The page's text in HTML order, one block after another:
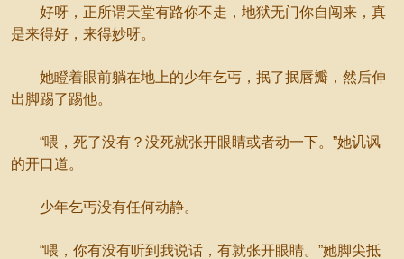
好呀，正所谓天堂有路你不走，地狱无门你自闯来，真
是来得好，来得妙呀。
她瞪着眼前躺在地上的少年乞丐，抿了抿唇瓣，然后伸
出脚踢了踢他。
“喂，死了没有？没死就张开眼睛或者动一下。”她讥讽
的开口道。
少年乞丐没有任何动静。
“喂，你有没有听到我说话，有就张开眼睛。”她脚尖抵